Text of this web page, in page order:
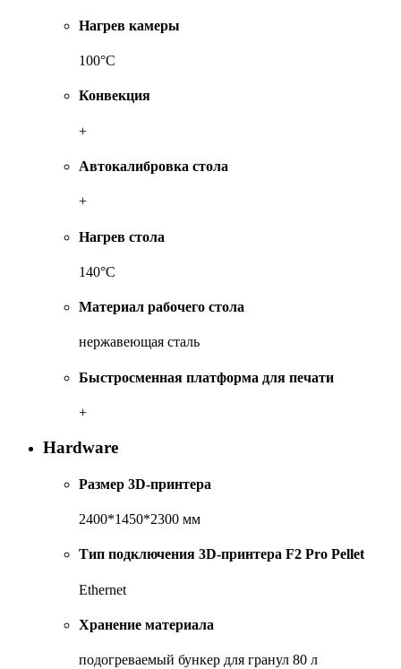
Нагрев камеры
100°C
Конвекция
+
Автокалибровка стола
+
Нагрев стола
140°C
Материал рабочего стола
нержавеющая сталь
Быстросменная платформа для печати
+
Hardware
Размер 3D-принтера
2400*1450*2300 мм
Тип подключения 3D-принтера F2 Pro Pellet
Ethernet
Хранение материала
подогреваемый бункер для гранул 80 л